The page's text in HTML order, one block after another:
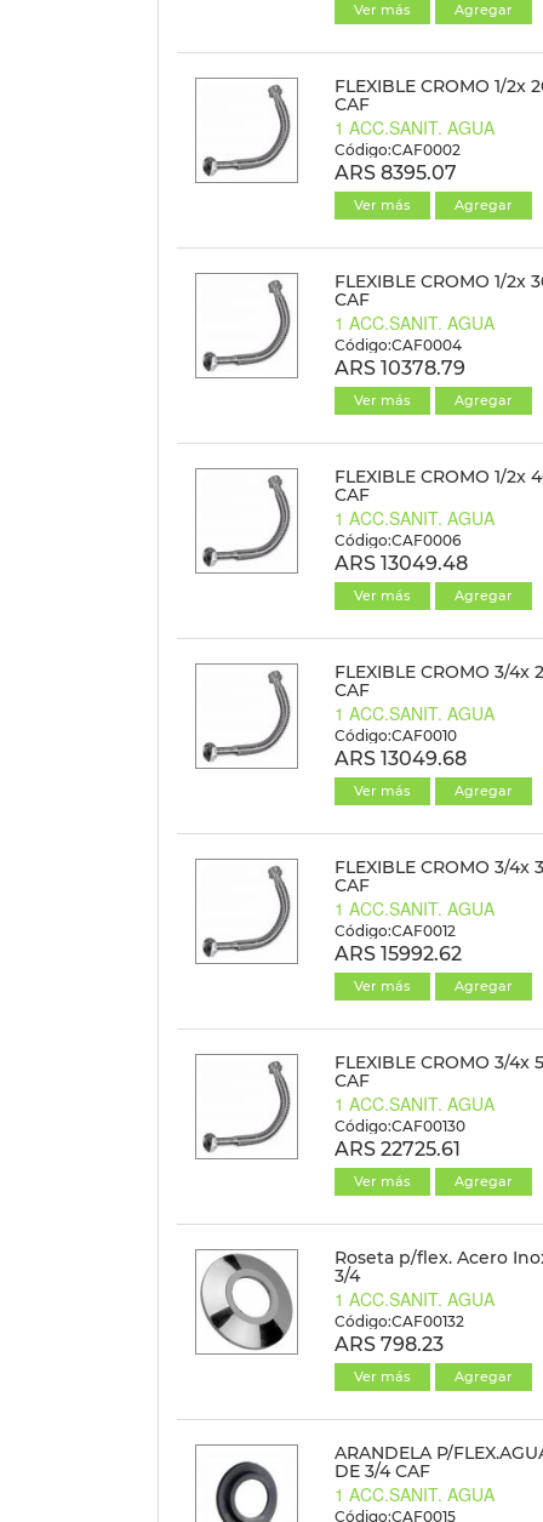
Ver más Agregar
FLEXIBLE CROMO 1/2x
CAF
1 ACC.SANIT. AGUA
Código:CAF0002
ARS 8395.07
Ver más Agregar
FLEXIBLE CROMO 1/2x
CAF
1 ACC.SANIT. AGUA
Código:CAF0004
ARS 10378.79
Ver más Agregar
FLEXIBLE CROMO 1/2x
CAF
1 ACC.SANIT. AGUA
Código:CAF0006
ARS 13049.48
Ver más Agregar
FLEXIBLE CROMO 3/4x
CAF
1 ACC.SANIT. AGUA
Código:CAF0010
ARS 13049.68
Ver más Agregar
FLEXIBLE CROMO 3/4x
CAF
1 ACC.SANIT. AGUA
Código:CAF0012
ARS 15992.62
Ver más Agregar
FLEXIBLE CROMO 3/4x
CAF
1 ACC.SANIT. AGUA
Código:CAF00130
ARS 22725.61
Ver más Agregar
Roseta p/flex. Acero
3/4
1 ACC.SANIT. AGUA
Código:CAF00132
ARS 798.23
Ver más Agregar
ARANDELA P/
DE 3/4 CAF
1 ACC.SANIT. AGUA
Código:CAF0015